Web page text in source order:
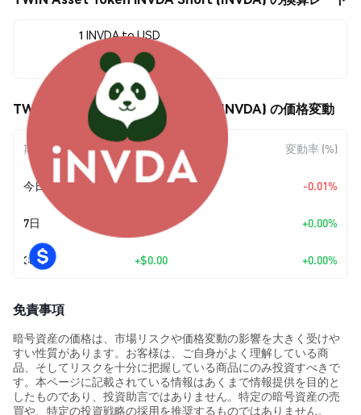
1 INVDA to USD
$77.06
TWIN Asset Token iNVDA Short (INVDA) の価格変動
期間 金額変動 変動率 (%)
今日 $-0.00733681 -0.01%
7日 +0.00%
30日 +$0.00 +0.00%
免責事項
暗号資産の価格は、市場リスクや価格変動の影響を大きく受けや
すい性質があります。お客様は、ご自身がよく理解している商
品、そしてリスクを十分に把握している商品にのみ投資すべきで
す。本ページに記載されている情報はあくまで情報提供を目的と
したものであり、投資助言ではありません。特定の暗号資産の売
買や、特定の投資戦略の採用を推奨するものではありません。